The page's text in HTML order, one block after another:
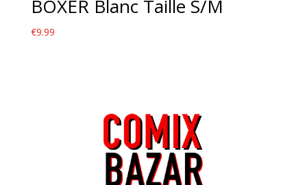
BOXER Blanc Taille S/M
€9.99